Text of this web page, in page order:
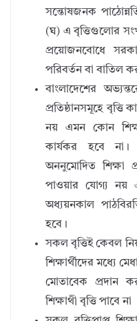
সন্তোষজনক
(ঘ) এ বৃত্তিগুলোর
প্রয়োজনবোধে
পরিবর্তন বা বাতিল
বাংলাদেশের
প্রতিষ্ঠানসমূহে বৃত্তি
নয় এমন কোন
কার্যকর হবে
অননুমোদিত শিক্ষা
পাওয়ার যোগ্য নয়
অধ্যয়নকাল
হবে।
সকল বৃত্তিই কেবল
শিক্ষার্থীদের মধ্যে
মোতাবেক প্রদান
শিক্ষাথী বৃত্তি পাবে না